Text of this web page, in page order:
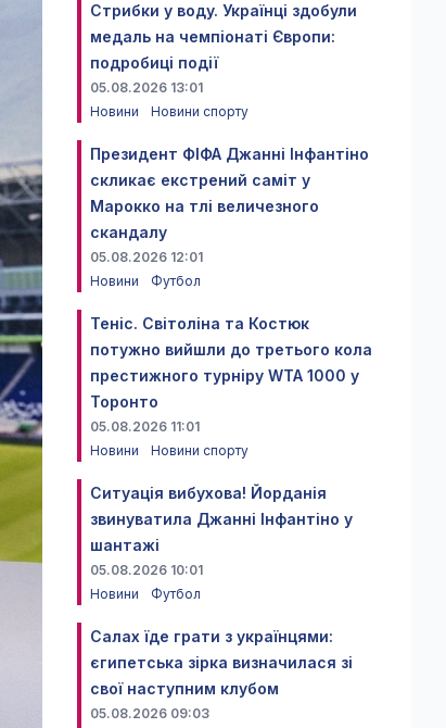
Стрибки у воду. Українці здобули
медаль на чемпіонаті Європи:
подробиці події
05.08.2026 13:01
Новини
Новини спорту
Президент ФІФА Джанні Інфантіно
скликає екстрений саміт у
Марокко на тлі величезного
скандалу
05.08.2026 12:01
Новини
Футбол
Теніс. Світоліна та Костюк
потужно вийшли до третього кола
престижного турніру WTA 1000 у
Торонто
05.08.2026 11:01
Новини
Новини спорту
Ситуація вибухова! Йорданія
звинуватила Джанні Інфантіно у
шантажі
05.08.2026 10:01
Новини
Футбол
Салах їде грати з українцями:
єгипетська зірка визначилася зі
свої наступним клубом
05.08.2026 09:03